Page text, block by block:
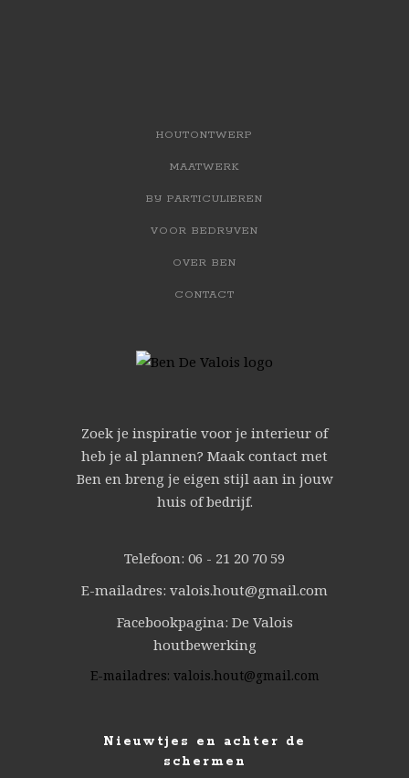
HOUTONTWERP
MAATWERK
BIJ PARTICULIEREN
VOOR BEDRIJVEN
OVER BEN
CONTACT
Zoek je inspiratie voor je interieur of
heb je al plannen? Maak contact met
Ben en breng je eigen stijl aan in jouw
huis of bedrijf.
Telefoon: 06 - 21 20 70 59
E-mailadres: valois.hout@gmail.com
Facebookpagina: De Valois
houtbewerking
E-mailadres: valois.hout@gmail.com
Nieuwtjes en achter de
schermen